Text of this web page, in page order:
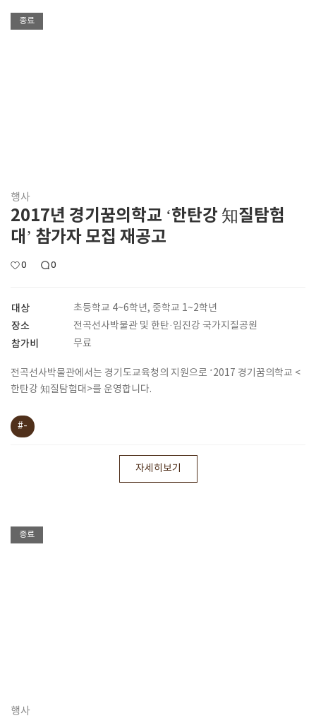
종료
행사
2017년 경기꿈의학교 ‘한탄강 知질탐험
대’ 참가자 모집 재공고
0 0
대상 초등학교 4~6학년, 중학교 1~2학년
장소 전곡선사박물관 및 한탄·임진강 국가지질공원
참가비 무료
전곡선사박물관에서는 경기도교육청의 지원으로 ‘2017 경기꿈의학교 <
한탄강 知질탐험대>를 운영합니다.
#-
자세히보기
종료
행사